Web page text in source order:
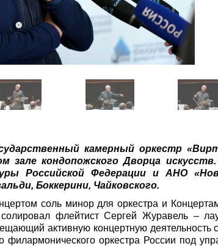
камерный оркестр
зале кондопожского Дворца
Российской Федерации и АНО
Боккерини, Чайковского.
соль минор для оркестра и
флейтист Сергей Журавель –
активную концертную деятельность
оркестра России под